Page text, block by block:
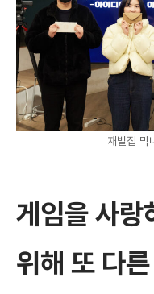
재벌집 막
게임을 사랑
위해 또 다